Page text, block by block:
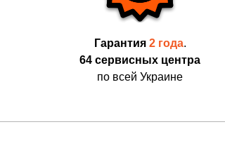
Гарантия 2 года.
64 сервисных центра
по всей Украине